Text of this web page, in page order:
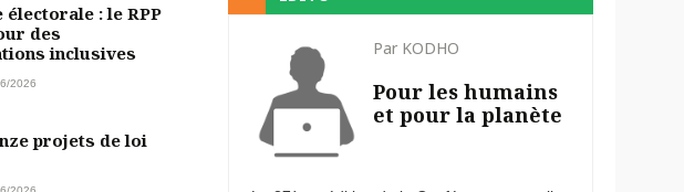
électorale : le RPP
des
inclusives
2026
projets de loi
Par KODHO
Pour les humains
et pour la planète